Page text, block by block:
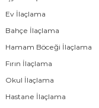
Ev İlaçlama
Bahçe İlaçlama
Hamam Böceği İlaçlama
Fırın İlaçlama
Okul İlaçlama
Hastane İlaçlama